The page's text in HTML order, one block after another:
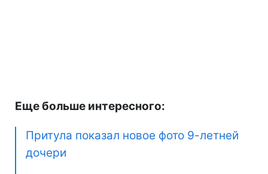
Еще больше интересного:
Притула показал новое фото 9-летней
дочери